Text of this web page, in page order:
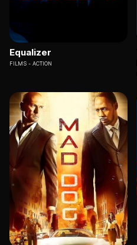
Equalizer
FILMS ACTION